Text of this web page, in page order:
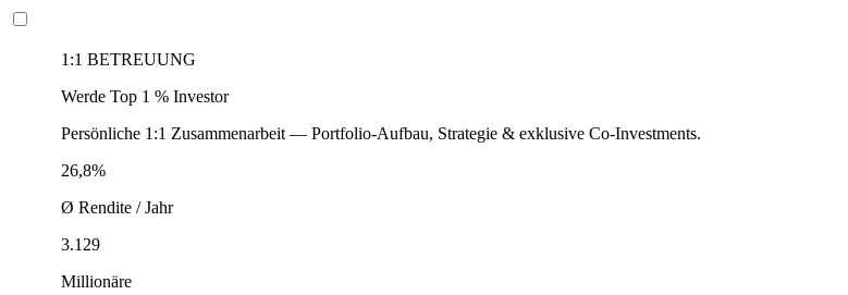
1:1 BETREUUNG
Werde Top 1 % Investor
Persönliche 1:1 Zusammenarbeit — Portfolio-Aufbau, Strategie & exklusive Co-Investments.
26,8%
Ø Rendite / Jahr
3.129
Millionäre